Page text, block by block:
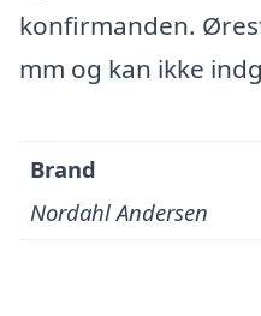
konfirmanden.
mm og kan ikke
Brand
Nordahl Andersen